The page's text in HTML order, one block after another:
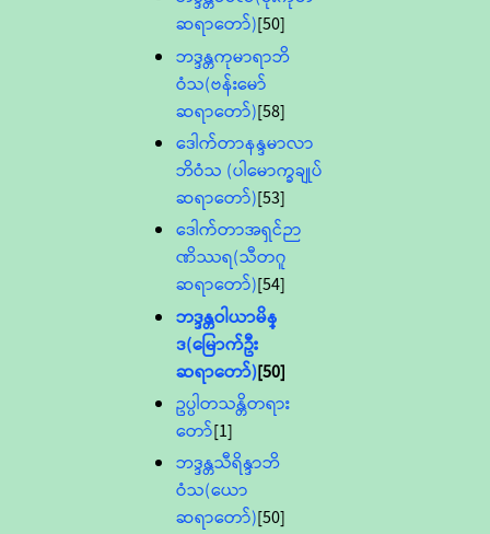
ဆရာတော်)[50]
ဘဒ္ဒန္တကုမာရာဘိ
ဝံသ(ဗန်းမော်
ဆရာတော်)[58]
ဒေါက်တာနန္ဒမာလာ
ဘိဝံသ (ပါမောက္ခချုပ်
ဆရာတော်)[53]
ဒေါက်တာအရှင်ဉာ
ဏိဿရ(သီတဂူ
ဆရာတော်)[54]
ဘဒ္ဒန္တဝါယာမိန္
ဒ(မြောက်ဦး
ဆရာတော်)[50]
ဥပ္ပါတသန္တိတရား
တော်[1]
ဘဒ္ဒန္တသီရိန္ဒာဘိ
ဝံသ(ယော
ဆရာတော်)[50]